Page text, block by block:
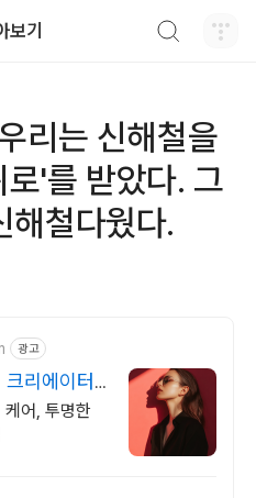
보기
리는 신해철을
'를 받았다. 그
해철다웠다.
광고
크리에이터,
케어, 투명한